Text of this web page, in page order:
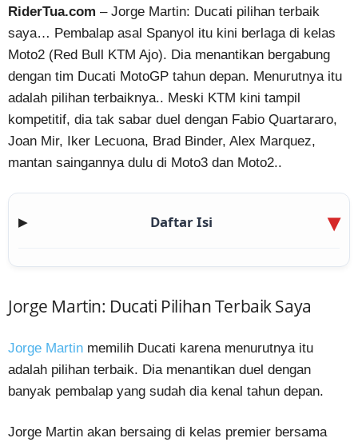
RiderTua.com – Jorge Martin: Ducati pilihan terbaik
saya… Pembalap asal Spanyol itu kini berlaga di kelas
Moto2 (Red Bull KTM Ajo). Dia menantikan bergabung
dengan tim Ducati MotoGP tahun depan. Menurutnya itu
adalah pilihan terbaiknya.. Meski KTM kini tampil
kompetitif, dia tak sabar duel dengan Fabio Quartararo,
Joan Mir, Iker Lecuona, Brad Binder, Alex Marquez,
mantan saingannya dulu di Moto3 dan Moto2..
▶ Daftar Isi
Jorge Martin: Ducati Pilihan Terbaik Saya
Jorge Martin memilih Ducati karena menurutnya itu
adalah pilihan terbaik. Dia menantikan duel dengan
banyak pembalap yang sudah dia kenal tahun depan.
Jorge Martin akan bersaing di kelas premier bersama